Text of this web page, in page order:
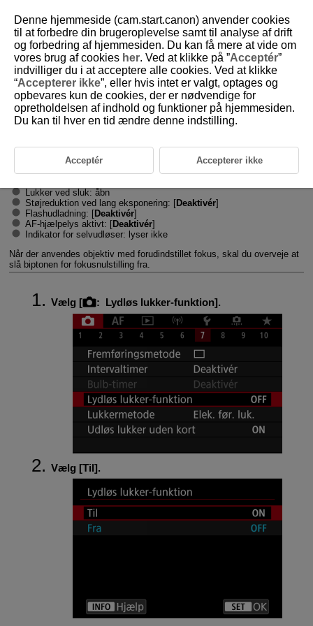
D180-085
Lydløs lukkerfunktion
Deaktiverer lyd ved lukkerudløsning, betjeningslyd og udladning og
Lukkermetode: [Elektronisk
Lyd ved lukkerudløsning, fokuseret biptone: kun hovedtelefonoutput
Lukker ved sluk: åbn
Støjreduktion ved lang eksponering: [Deaktivér]
Flashudladning: [Deaktivér]
AF-hjælpelys aktivt: [Deaktivér]
Indikator for selvudløser: lyser ikke
Når der anvendes objektiv med forudindstillet fokus, skal du overveje at
slå biptonen for fokusnulstilling fra.
Vælg [ : Lydløs lukker-funktion].
Vælg [Til].
Denne hjemmeside (cam.start.canon) anvender cookies
til at forbedre din brugeroplevelse samt til analyse af drift
og forbedring af hjemmesiden. Du kan få mere at vide om
vores brug af cookies her. Ved at klikke på ”Acceptér”
indvilliger du i at acceptere alle cookies. Ved at klikke
“Accepterer ikke”, eller hvis intet er valgt, optages og
opbevares kun de cookies, der er nødvendige for
opretholdelsen af indhold og funktioner på hjemmesiden.
Du kan til hver en tid ændre denne indstilling.
Acceptér Accepterer ikke